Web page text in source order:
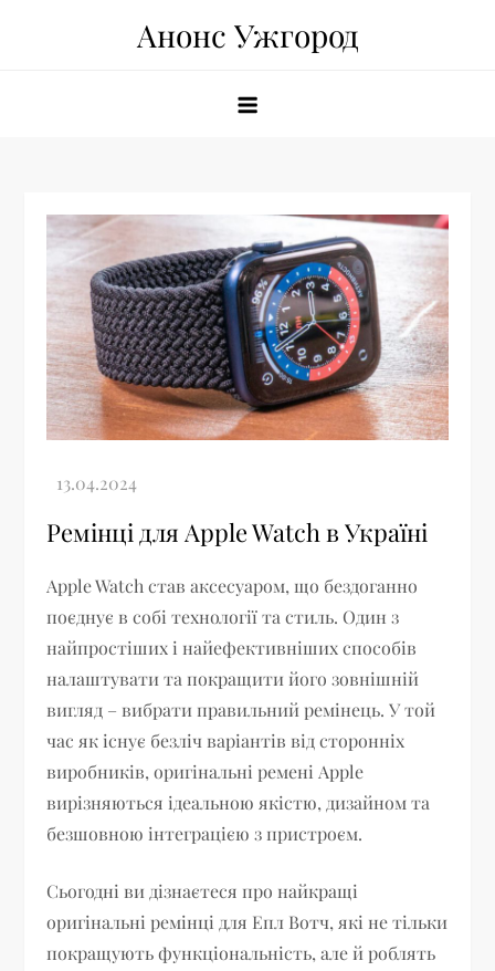
Анонс Ужгород
Ремінці для Apple Watch в Україні
Apple Watch став аксесуаром, що бездоганно
поєднує в собі технології та стиль. Один з
найпростіших і найефективніших способів
налаштувати та покращити його зовнішній
вигляд – вибрати правильний ремінець. У той
час як існує безліч варіантів від сторонніх
виробників, оригінальні ремені Apple
вирізняються ідеальною якістю, дизайном та
безшовною інтеграцією з пристроєм.
Сьогодні ви дізнаєтеся про найкращі
оригінальні ремінці для Епл Вотч, які не тільки
покращують функціональність, але й роблять